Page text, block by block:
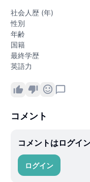
社会人歴 (年)
性別
年齢
国籍
最終学歴
英語力
コメント
コメントはログイ
ログイン